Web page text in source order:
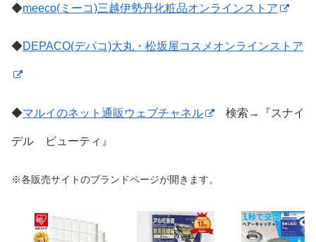
◆meeco(ミーコ)三越伊勢丹化粧品オンラインストア
◆DEPACO(デパコ)大丸・松坂屋コスメオンラインストア
◆マルイのネット通販ウェブチャネル 検索→『スナイ
デル ビューティ』
※各販売サイトのブランドページが開きます。